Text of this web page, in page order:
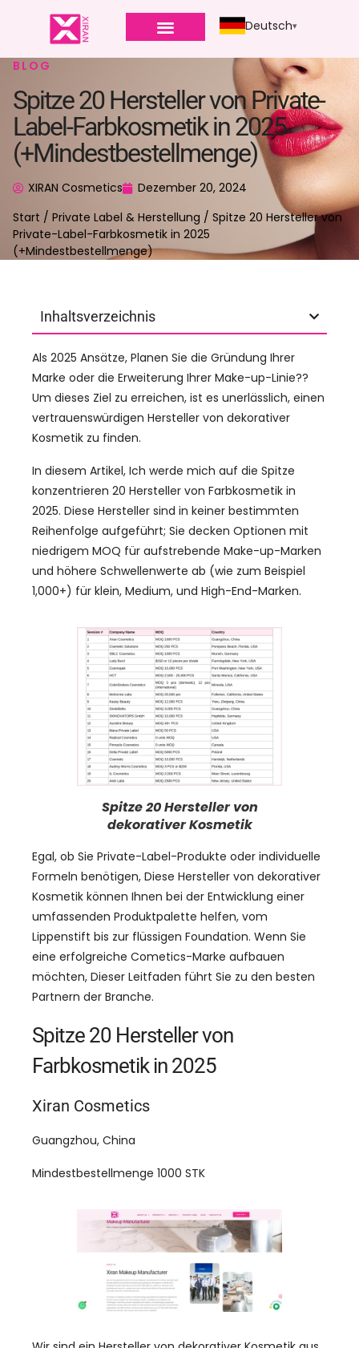
Deutsch
BLOG
Spitze 20 Hersteller von Private-
Label-Farbkosmetik in 2025
(+Mindestbestellmenge)
XIRAN Cosmetics
Dezember 20, 2024
Start / Private Label & Herstellung / Spitze 20 Hersteller von
Private-Label-Farbkosmetik in 2025
(+Mindestbestellmenge)
Inhaltsverzeichnis
Als 2025 Ansätze, Planen Sie die Gründung Ihrer
Marke oder die Erweiterung Ihrer Make-up-Linie??
Um dieses Ziel zu erreichen, ist es unerlässlich, einen
vertrauenswürdigen Hersteller von dekorativer
Kosmetik zu finden.
In diesem Artikel, Ich werde mich auf die Spitze
konzentrieren 20 Hersteller von Farbkosmetik in
2025. Diese Hersteller sind in keiner bestimmten
Reihenfolge aufgeführt; Sie decken Optionen mit
niedrigem MOQ für aufstrebende Make-up-Marken
und höhere Schwellenwerte ab (wie zum Beispiel
1,000+) für klein, Medium, und High-End-Marken.
Spitze 20 Hersteller von
dekorativer Kosmetik
Egal, ob Sie Private-Label-Produkte oder individuelle
Formeln benötigen, Diese Hersteller von dekorativer
Kosmetik können Ihnen bei der Entwicklung einer
umfassenden Produktpalette helfen, vom
Lippenstift bis zur flüssigen Foundation. Wenn Sie
eine erfolgreiche Cometics-Marke aufbauen
möchten, Dieser Leitfaden führt Sie zu den besten
Partnern der Branche.
Spitze 20 Hersteller von
Farbkosmetik in 2025
Xiran Cosmetics
Guangzhou, China
Mindestbestellmenge 1000 STK